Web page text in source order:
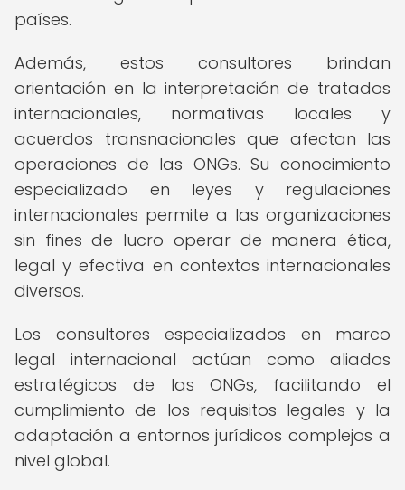
países.
Además, estos consultores brindan
orientación en la interpretación de tratados
internacionales, normativas locales y
acuerdos transnacionales que afectan las
operaciones de las ONGs. Su conocimiento
especializado en leyes y regulaciones
internacionales permite a las organizaciones
sin fines de lucro operar de manera ética,
legal y efectiva en contextos internacionales
diversos.
Los consultores especializados en marco
legal internacional actúan como aliados
estratégicos de las ONGs, facilitando el
cumplimiento de los requisitos legales y la
adaptación a entornos jurídicos complejos a
nivel global.